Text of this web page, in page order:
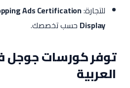
للتجارة:Ads Certification
Display حسب تخصصك.
توفر كورسات جوجل
العربية